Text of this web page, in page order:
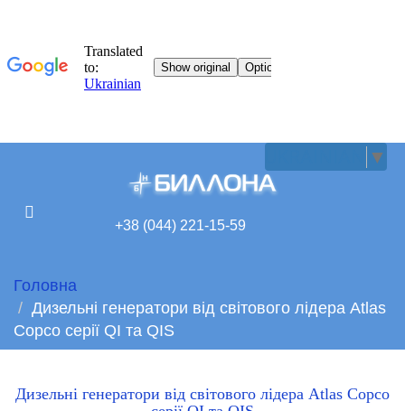
▼
+38 (044) 221-15-59
Головна
Дизельні генератори від світового лідера Atlas
Copco серії QI та QIS
Дизельні генератори від світового лідера Atlas Copco